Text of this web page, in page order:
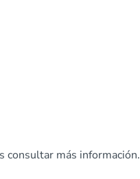
consultar más información.